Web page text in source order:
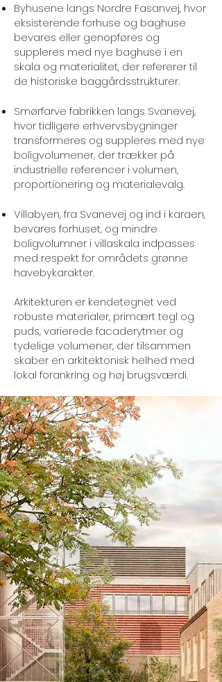
Byhusene langs Nordre Fasanvej, hvor
eksisterende forhuse og baghuse
bevares eller genopføres og
suppleres med nye baghuse i en
skala og materialitet, der refererer til
de historiske baggårdsstrukturer.
Smørfarve fabrikken langs Svanevej,
hvor tidligere erhvervsbygninger
transformeres og suppleres med nye
boligvolumener, der trækker på
industrielle referencer i volumen,
proportionering og materialevalg.
Villabyen, fra Svanevej og ind i karaen,
bevares forhuset, og mindre
boligvolumner i villaskala indpasses
med respekt for områdets grønne
havebykarakter.
Arkitekturen er kendetegnet ved
robuste materialer, primært tegl og
puds, varierede facaderytmer og
tydelige volumener, der tilsammen
skaber en arkitektonisk helhed med
lokal forankring og høj brugsværdi.